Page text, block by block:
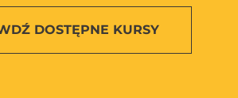
DOSTĘPNE KURSY